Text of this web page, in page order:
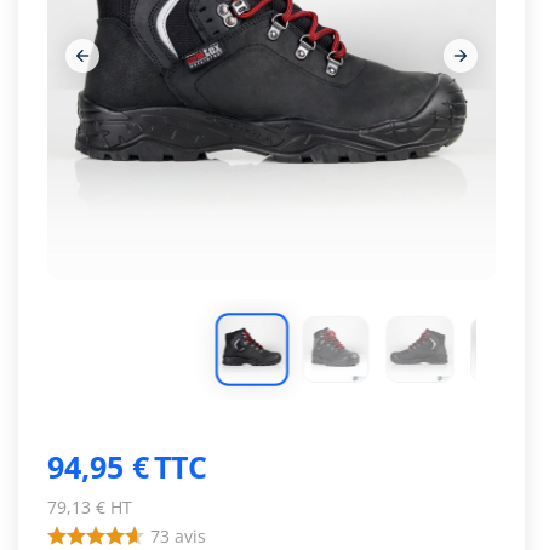
 
 
 
 
 
 
 
 
 
 
94,95 €TTC
79,13 € HT
73 avis